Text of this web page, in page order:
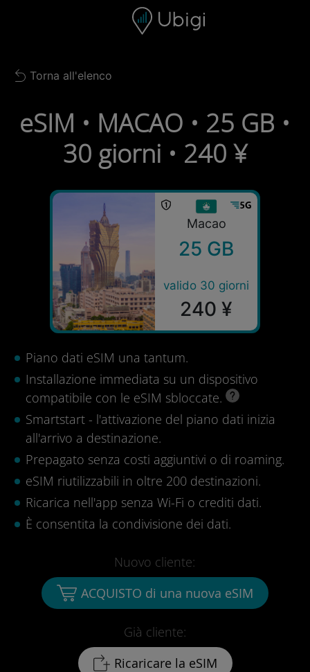
Barra di navigazione
Back to list
Torna all'elenco
eSIM • MACAO • 25 GB •
30 giorni • 240 ¥
Macao
25 GB
valido 30 giorni
240 ¥
Piano dati eSIM una tantum.
Installazione immediata su un dispositivo
compatibile con le eSIM sbloccate.
Smartstart - l'attivazione del piano dati inizia
all'arrivo a destinazione.
Prepagato senza costi aggiuntivi o di roaming.
eSIM riutilizzabili in oltre 200 destinazioni.
Ricarica nell'app senza Wi-Fi o crediti dati.
È consentita la condivisione dei dati.
Già cliente:
Ricaricare la eSIM
Nuovo cliente:
ACQUISTO di una nuova eSIM